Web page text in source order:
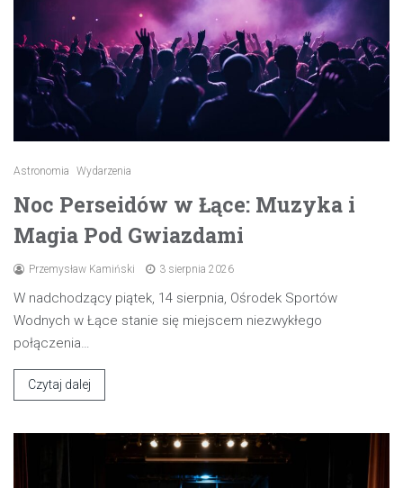
Astronomia Wydarzenia
Noc Perseidów w Łące: Muzyka i
Magia Pod Gwiazdami
Przemysław Kamiński 3 sierpnia 2026
W nadchodzący piątek, 14 sierpnia, Ośrodek Sportów
Wodnych w Łące stanie się miejscem niezwykłego
połączenia…
Czytaj dalej